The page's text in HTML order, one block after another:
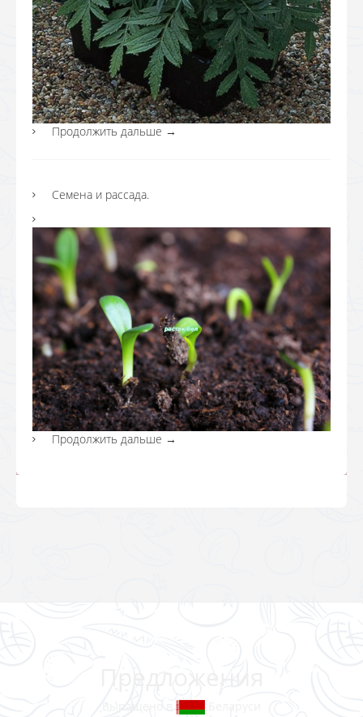
Продолжить дальше →
Семена и рассада.
Продолжить дальше →